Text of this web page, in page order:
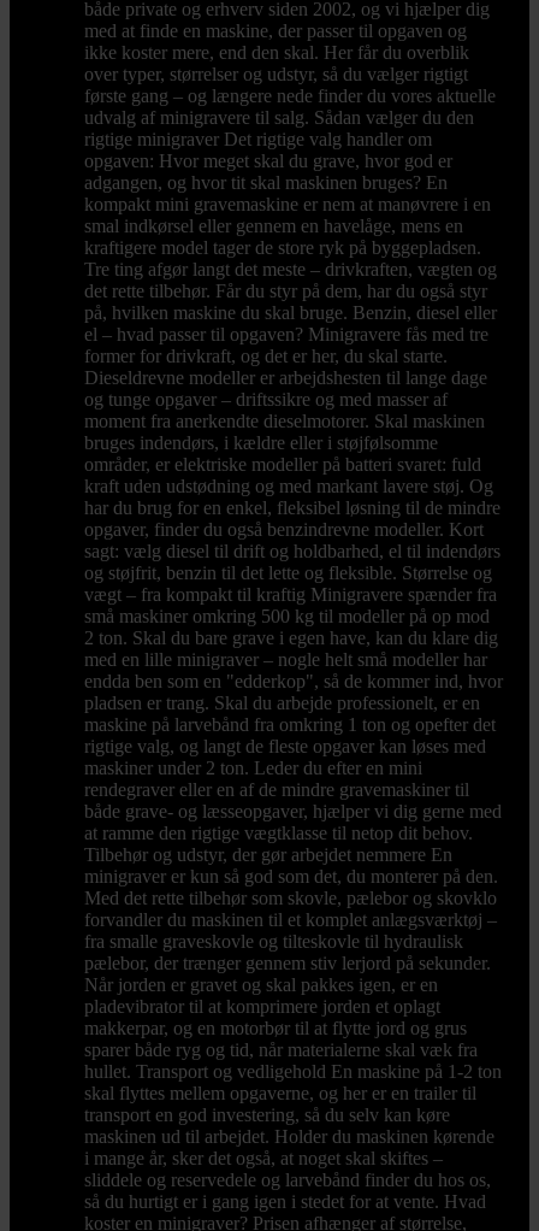
både private og erhverv siden 2002, og vi hjælper dig
med at finde en maskine, der passer til opgaven og
ikke koster mere, end den skal. Her får du overblik
over typer, størrelser og udstyr, så du vælger rigtigt
første gang – og længere nede finder du vores aktuelle
udvalg af minigravere til salg. Sådan vælger du den
rigtige minigraver Det rigtige valg handler om
opgaven: Hvor meget skal du grave, hvor god er
adgangen, og hvor tit skal maskinen bruges? En
kompakt mini gravemaskine er nem at manøvrere i en
smal indkørsel eller gennem en havelåge, mens en
kraftigere model tager de store ryk på byggepladsen.
Tre ting afgør langt det meste – drivkraften, vægten og
det rette tilbehør. Får du styr på dem, har du også styr
på, hvilken maskine du skal bruge. Benzin, diesel eller
el – hvad passer til opgaven? Minigravere fås med tre
former for drivkraft, og det er her, du skal starte.
Dieseldrevne modeller er arbejdshesten til lange dage
og tunge opgaver – driftssikre og med masser af
moment fra anerkendte dieselmotorer. Skal maskinen
bruges indendørs, i kældre eller i støjfølsomme
områder, er elektriske modeller på batteri svaret: fuld
kraft uden udstødning og med markant lavere støj. Og
har du brug for en enkel, fleksibel løsning til de mindre
opgaver, finder du også benzindrevne modeller. Kort
sagt: vælg diesel til drift og holdbarhed, el til indendørs
og støjfrit, benzin til det lette og fleksible. Størrelse og
vægt – fra kompakt til kraftig Minigravere spænder fra
små maskiner omkring 500 kg til modeller på op mod
2 ton. Skal du bare grave i egen have, kan du klare dig
med en lille minigraver – nogle helt små modeller har
endda ben som en "edderkop", så de kommer ind, hvor
pladsen er trang. Skal du arbejde professionelt, er en
maskine på larvebånd fra omkring 1 ton og opefter det
rigtige valg, og langt de fleste opgaver kan løses med
maskiner under 2 ton. Leder du efter en mini
rendegraver eller en af de mindre gravemaskiner til
både grave- og læsseopgaver, hjælper vi dig gerne med
at ramme den rigtige vægtklasse til netop dit behov.
Tilbehør og udstyr, der gør arbejdet nemmere En
minigraver er kun så god som det, du monterer på den.
Med det rette tilbehør som skovle, pælebor og skovklo
forvandler du maskinen til et komplet anlægsværktøj –
fra smalle graveskovle og tilteskovle til hydraulisk
pælebor, der trænger gennem stiv lerjord på sekunder.
Når jorden er gravet og skal pakkes igen, er en
pladevibrator til at komprimere jorden et oplagt
makkerpar, og en motorbør til at flytte jord og grus
sparer både ryg og tid, når materialerne skal væk fra
hullet. Transport og vedligehold En maskine på 1-2 ton
skal flyttes mellem opgaverne, og her er en trailer til
transport en god investering, så du selv kan køre
maskinen ud til arbejdet. Holder du maskinen kørende
i mange år, sker det også, at noget skal skiftes –
sliddele og reservedele og larvebånd finder du hos os,
så du hurtigt er i gang igen i stedet for at vente. Hvad
koster en minigraver? Prisen afhænger af størrelse,